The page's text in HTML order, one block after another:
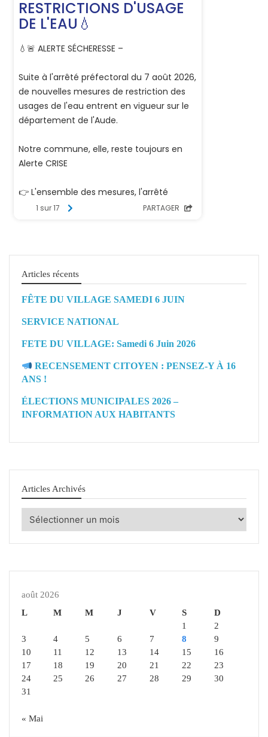
Articles récents
FÊTE DU VILLAGE SAMEDI 6 JUIN
SERVICE NATIONAL
FETE DU VILLAGE: Samedi 6 Juin 2026
RECENSEMENT CITOYEN : PENSEZ-Y À 16
ANS !
ÉLECTIONS MUNICIPALES 2026 –
INFORMATION AUX HABITANTS
Articles Archivés
Articles
août 2026
L
M M J V S
D
1
2
3
4 5 6 7 8
9
10
11 12 13 14 15
16
17
18 19 20 21 22
23
24
25 26 27 28 29
30
31
« Mai